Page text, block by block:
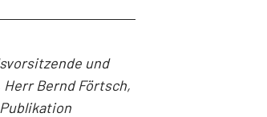
und
Bernd Förtsch,